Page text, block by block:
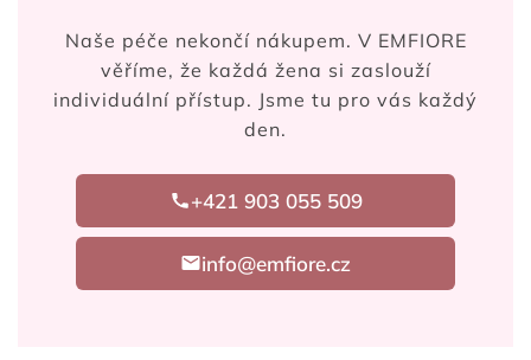
Naše péče nekončí nákupem. V EMFIORE
věříme, že každá žena si zaslouží
individuální přístup. Jsme tu pro vás každý
den.
+421 903 055 509
info@emfiore.cz